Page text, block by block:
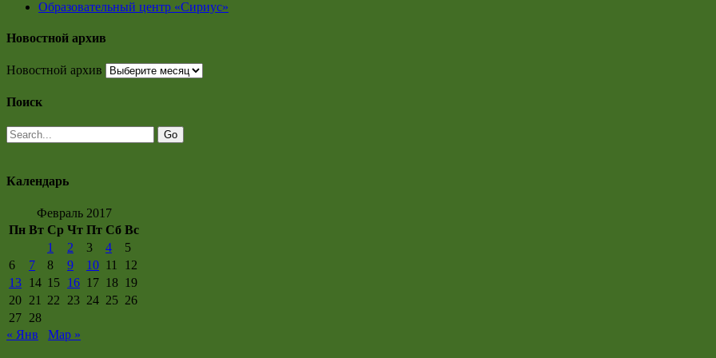
Образовательный центр «Сириус»
Новостной архив
Новостной архив
Поиск
Календарь
Февраль 2017
Пн Вт Ср Чт Пт Сб Вс
1
2 3 4
5
6
7 8 9 10 11
12
13 14 15 16 17 18 19
20 21 22 23 24 25 26
27 28
« Янв
Мар »